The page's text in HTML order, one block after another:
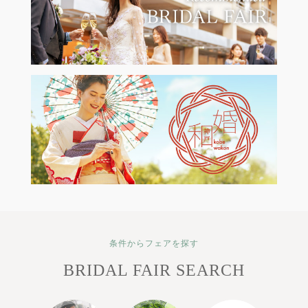
条件からフェアを探す
BRIDAL FAIR SEARCH